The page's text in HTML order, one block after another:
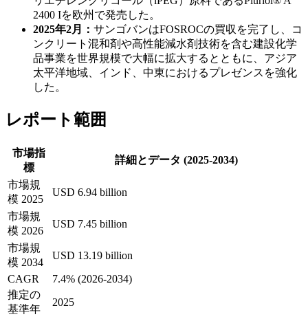
2400 Iを欧州で発売した。
2025年2月： サンゴバンはFOSROCの買収を完了し、コ
ンクリート混和剤や高性能減水剤技術を含む建設化学
品事業を世界規模で大幅に拡大するとともに、アジア
太平洋地域、インド、中東におけるプレゼンスを強化
した。
レポート範囲
市場指
標
詳細とデータ (2025-2034)
市場規
模 2025
USD 6.94 billion
市場規
模 2026
USD 7.45 billion
市場規
模 2034
USD 13.19 billion
CAGR
7.4% (2026-2034)
推定の
基準年
2025